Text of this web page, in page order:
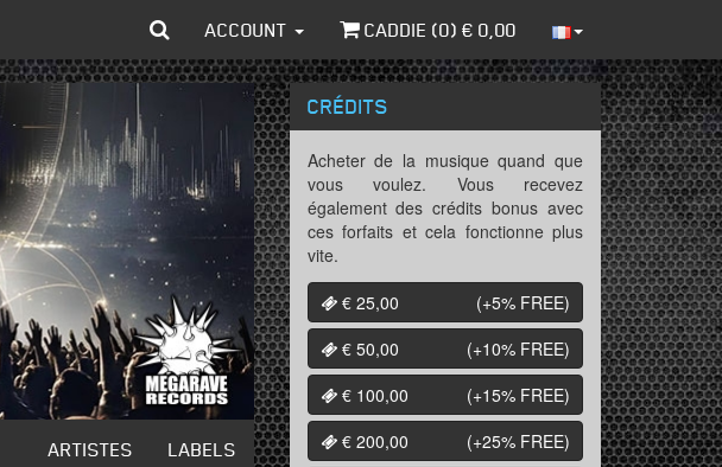
ACCOUNT CADDIE (0) € 0,00
ARTISTES LABELS
CRÉDITS
Acheter de la musique quand que
vous voulez. Vous recevez
également des crédits bonus avec
ces forfaits et cela fonctionne plus
vite.
€ 25,00
(+5% FREE)
€ 50,00
(+10% FREE)
€ 100,00
(+15% FREE)
€ 200,00
(+25% FREE)